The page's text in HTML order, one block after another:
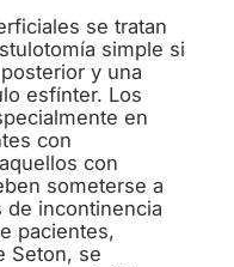
se tratan
simple si
y una
esfínter. Los
en
con
con
someterse a
de incontinencia
pacientes,
Seton, se